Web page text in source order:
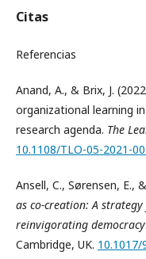
Citas
Referencias
Anand, A., & Brix, J.
organizational learning
research agenda. The
10.1108/TLO-05-2021-
Ansell, C., Sørensen, E.,
as co-creation: A
reinvigorating democracy
Cambridge, UK. 10.1017/